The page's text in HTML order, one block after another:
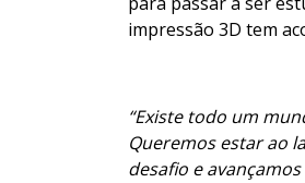
impressão 3D tem
“Existe todo um
Queremos estar ao
desafio e avançamos